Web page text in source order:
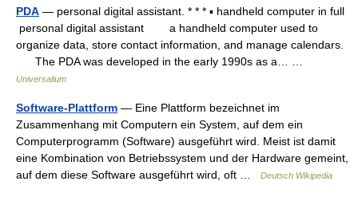
PDA — personal digital assistant. * * * ▪ handheld computer in full
personal digital assistant a handheld computer used to
organize data, store contact information, and manage calendars.
The PDA was developed in the early 1990s as a… …
Universalium
Software-Plattform — Eine Plattform bezeichnet im
Zusammenhang mit Computern ein System, auf dem ein
Computerprogramm (Software) ausgeführt wird. Meist ist damit
eine Kombination von Betriebssystem und der Hardware gemeint,
auf dem diese Software ausgeführt wird, oft …
Deutsch Wikipedia